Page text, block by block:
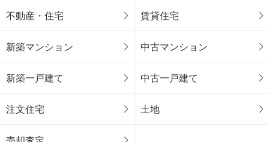
不動産・住宅 賃貸住宅
新築マンション 中古マンション
新築一戸建て 中古一戸建て
注文住宅 土地